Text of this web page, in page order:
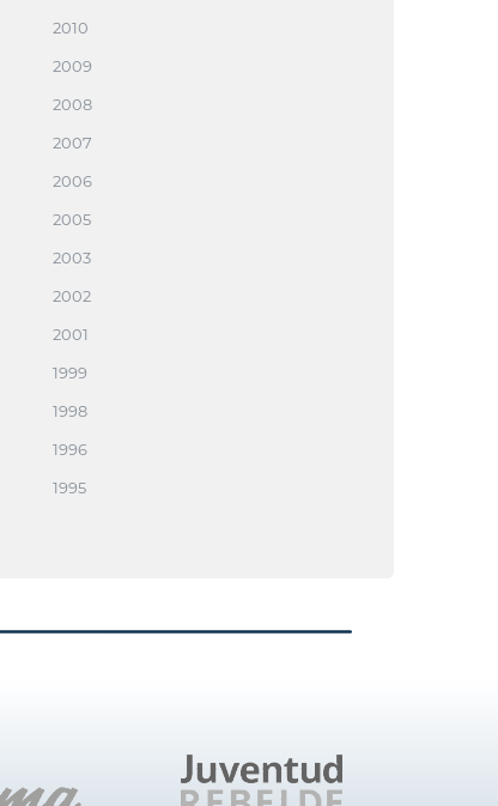
2010
2009
2008
2007
2006
2005
2003
2002
2001
1999
1998
1996
1995